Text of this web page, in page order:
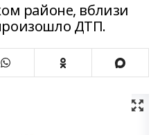
районе, вблизи
ДТП.